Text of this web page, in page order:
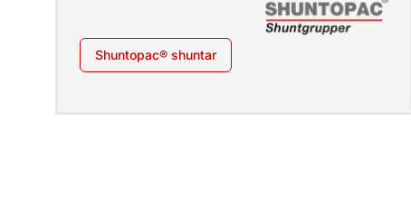
Shuntopac® shuntar